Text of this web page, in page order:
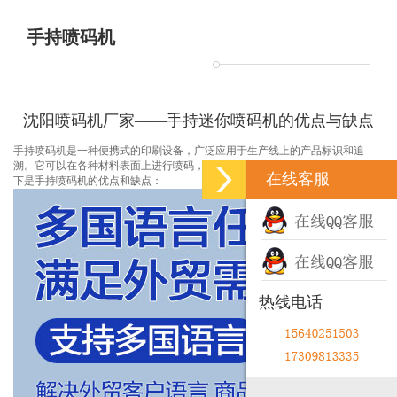
手持喷码机
沈阳喷码机厂家——手持迷你喷码机的优点与缺点
手持喷码机是一种便携式的印刷设备，广泛应用于生产线上的产品标识和追
溯。它可以在各种材料表面上进行喷码，包括纸张、塑料、金属和玻璃等。以
下是手持喷码机的优点和缺点：
在线客服
热线电话